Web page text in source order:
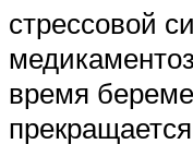
стрессовой
время